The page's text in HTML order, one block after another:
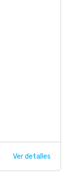
Ver detalles